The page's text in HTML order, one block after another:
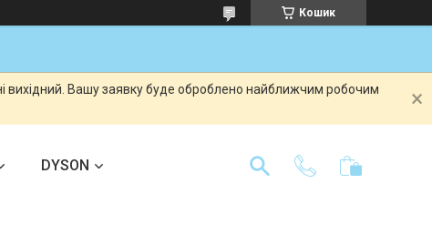
Кошик
вихідний. Вашу заявку буде оброблено найближчим робочим
DYSON